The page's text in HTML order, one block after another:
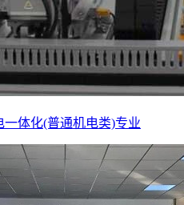
体化(普通机电类)专业